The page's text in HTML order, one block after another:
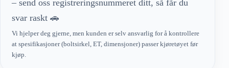
– send oss registreringsnummeret ditt, så får du
svar raskt 🚗
Vi hjelper deg gjerne, men kunden er selv ansvarlig for å kontrollere
at spesifikasjoner (boltsirkel, ET, dimensjoner) passer kjøretøyet før
kjøp.